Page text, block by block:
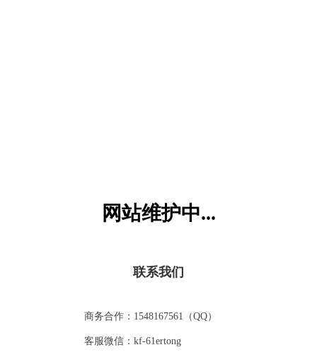
网站维护中...
联系我们
商务合作：1548167561（QQ）
客服微信：kf-61ertong